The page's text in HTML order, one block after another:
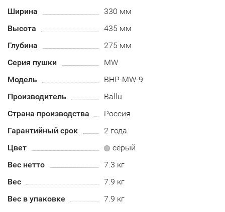
Ширина
330 мм
Высота
435 мм
Глубина
275 мм
Серия пушки
MW
Модель
BHP-MW-9
Производитель
Ballu
Страна производства
Россия
Гарантийный срок
2 года
Цвет
серый
Вес нетто
7.3 кг
Вес
7.9 кг
Вес в упаковке
7.9 кг